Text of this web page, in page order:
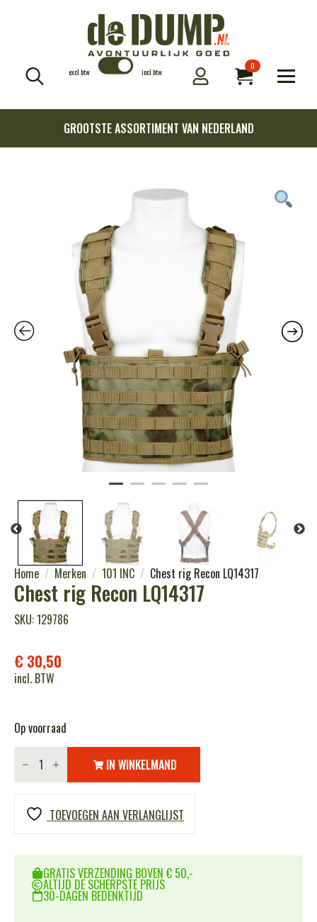
excl btw incl btw
0
GROOTSTE ASSORTIMENT VAN NEDERLAND
Home Merken 101 INC Chest rig Recon LQ14317
Chest rig Recon LQ14317
SKU: 129786
€ 30,50
incl. BTW
Op voorraad
Chest
rig
Recon
LQ14317
aantal
IN WINKELMAND
TOEVOEGEN AAN VERLANGLIJST
GRATIS VERZENDING BOVEN € 50,-
ALTIJD DE SCHERPSTE PRIJS
30-DAGEN BEDENKTIJD